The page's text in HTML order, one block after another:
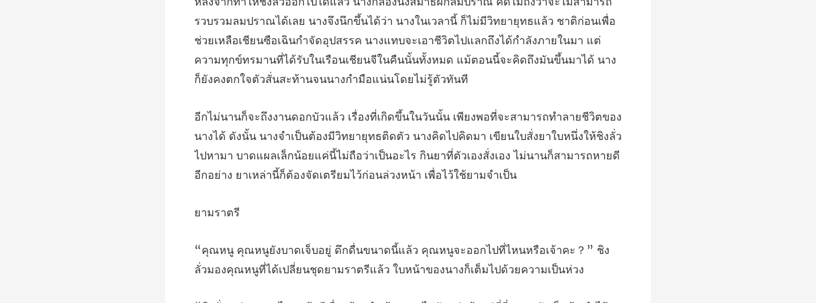
านี้ ก็ไม่มีวิทยายุทธแล้ว ชาติก่อนเพื่อ
ช่วยเหลือเชียนซือเฉินกำจัดอุปสรรค นางแทบจะเอาชีวิตไปแลกถึงได้กำลังภายในมา แต่
ความทุกข์ทรมา
นต้องมีวิทยายุทธติดตัว นางคิดไปคิดมา เขียนใบสั่งยาใบหนึ่งให้ชิงลั่ว
ไปหามา บาดแผลเล็กน้อยแค่นี้ไม่ถือว่าเป็นอะไร
มร
ูจะออกไปที่ไหนหรือเจ้าคะ？” ชิง
ลั่วมองคุณหนูที่ได้เปลี